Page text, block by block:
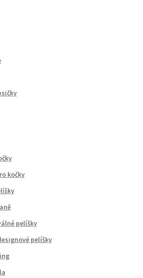
kočky
pelíšky
pelíšky